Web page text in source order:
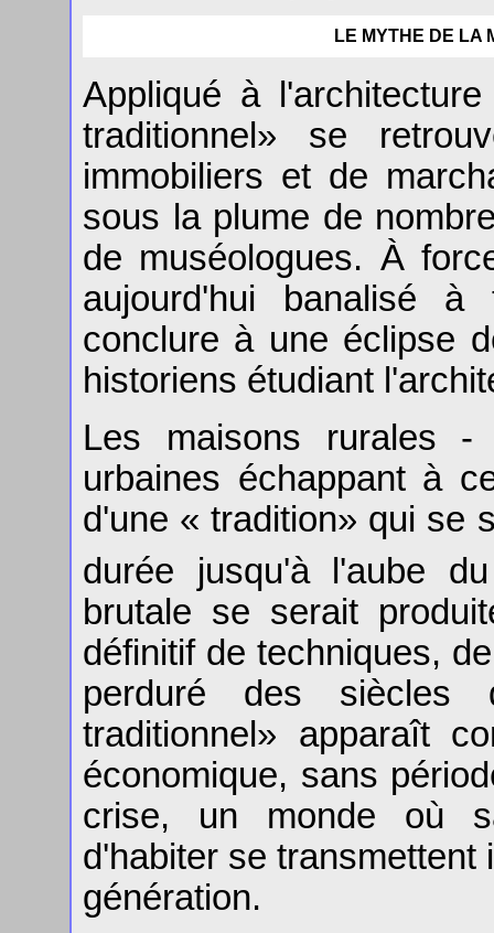
LE MYTHE DE LA
Appliqué à
traditionnel» se
immobiliers et de
sous la plume de
de muséologues. À
aujourd'hui banalisé
conclure à une éclipse
historiens étudiant
Les maisons rurales
urbaines échappant à
d'une « tradition» qui se
durée jusqu'à l'aube
brutale se serait
définitif de techniques,
perduré des
traditionnel» apparaît
économique, sans
crise, un monde où
d'habiter se transmettent
génération.